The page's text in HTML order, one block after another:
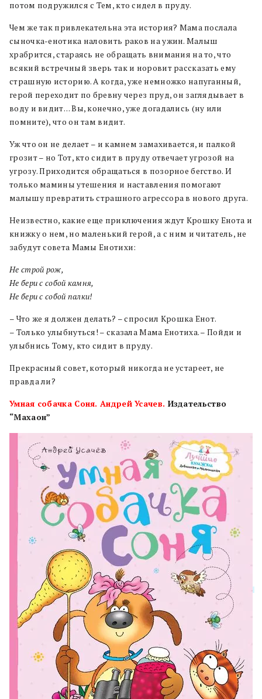
потом подружился с Тем, кто сидел в пруду.
Чем же так привлекательна эта история? Мама послала
сыночка-енотика наловить раков на ужин. Малыш
храбрится, стараясь не обращать внимания на то, что
всякий встречный зверь так и норовит рассказать ему
страшную историю. А когда, уже немножко напуганный,
герой переходит по бревну через пруд, он заглядывает в
воду и видит… Вы, конечно, уже догадались (ну или
помните), что он там видит.
Уж что он не делает – и камнем замахивается, и палкой
грозит – но Тот, кто сидит в пруду отвечает угрозой на
угрозу. Приходится обращаться в позорное бегство. И
только мамины утешения и наставления помогают
малышу превратить страшного агрессора в нового друга.
Неизвестно, какие еще приключения ждут Крошку Енота и
книжку о нем, но маленький герой, а с ним и читатель, не
забудут совета Мамы Енотихи:
Не строй рож,
Не бери с собой камня,
Не бери с собой палки!
– Что же я должен делать? – спросил Крошка Енот.
– Только улыбнуться! – сказала Мама Енотиха. – Пойди и
улыбнись Тому, кто сидит в пруду.
Прекрасный совет, который никогда не устареет, не
правда ли?
Умная собачка Соня. Андрей Усачев. Издательство
“Махаон”